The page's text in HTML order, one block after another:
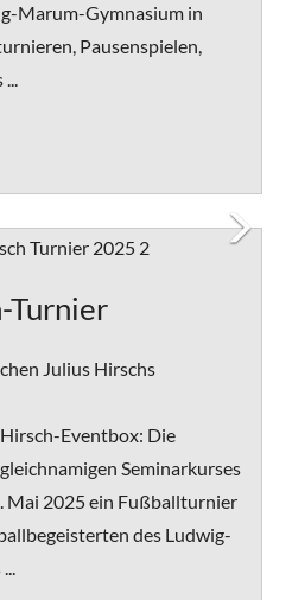
Marum-Gymnasium in
Pausenspielen,
Turnier
Julius Hirschs
Eventbox: Die
Seminarkurses
Mai 2025 ein Fußballturnier
des Ludwig-